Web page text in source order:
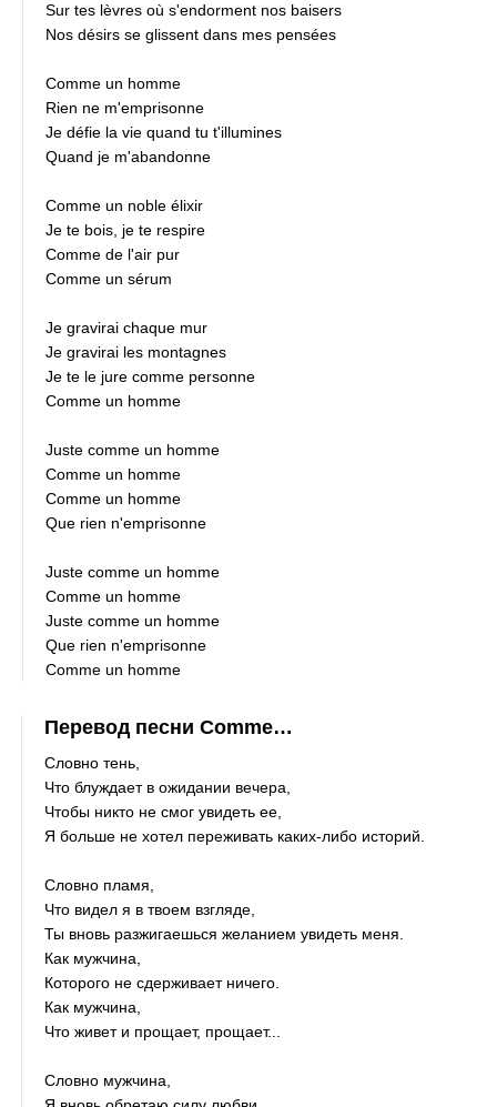
Sur tes lèvres où s'endorment nos baisers
Nos désirs se glissent dans mes pensées
Comme un homme
Rien ne m'emprisonne
Je défie la vie quand tu t'illumines
Quand je m'abandonne
Comme un noble élixir
Je te bois, je te respire
Comme de l'air pur
Comme un sérum
Je gravirai chaque mur
Je gravirai les montagnes
Je te le jure comme personne
Comme un homme
Juste comme un homme
Comme un homme
Comme un homme
Que rien n'emprisonne
Juste comme un homme
Comme un homme
Juste comme un homme
Que rien n'emprisonne
Comme un homme
Перевод песни Comme…
Словно тень,
Что блуждает в ожидании вечера,
Чтобы никто не смог увидеть ее,
Я больше не хотел переживать каких-либо историй.
Словно пламя,
Что видел я в твоем взгляде,
Ты вновь разжигаешься желанием увидеть меня.
Как мужчина,
Которого не сдерживает ничего.
Как мужчина,
Что живет и прощает, прощает...
Словно мужчина,